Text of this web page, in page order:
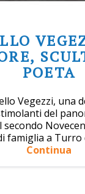
POETA
Vegezzi, una
del
secondo
famiglia a Turro
Continua